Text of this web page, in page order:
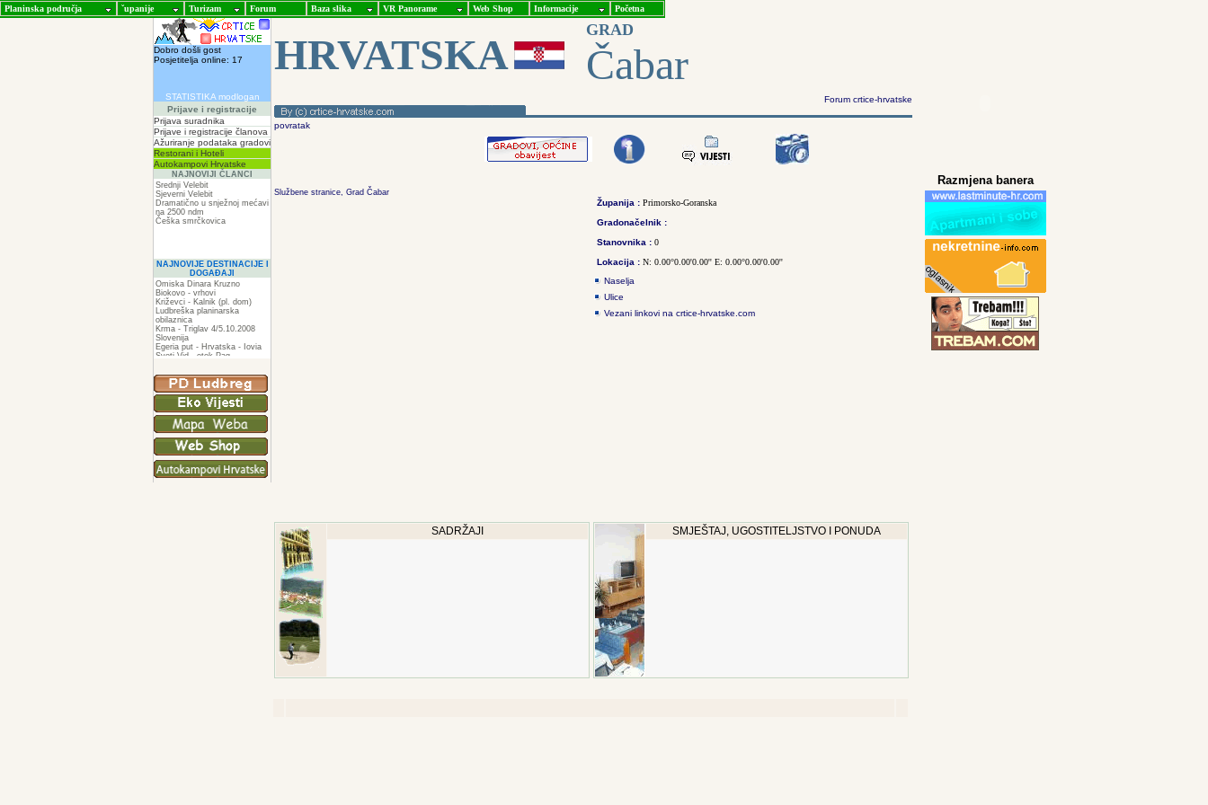
Planinska područja ˇupanije Turizam Forum Baza slika VR Panorame Web Shop Informacije Početna
Dobro došli gost
Posjetitelja online: 17
STATISTIKA modlogan
Prijave i registracije
Prijava suradnika
Prijave i registracije članova
Ažuriranje podataka gradovi
Restorani i Hoteli
Autokampovi Hrvatske
NAJNOVIJI ČLANCI
Srednji Velebit
Sjeverni Velebit
Dramatično u snježnoj mećavi
na 2500 ndm
Češka smrčkovica
NAJNOVIJE DESTINACIJE I
DOGAĐAJI
Omiska Dinara Kruzno
Biokovo - vrhovi
Križevci - Kalnik (pl. dom)
Ludbreška planinarska
obilaznica
Krma - Triglav 4/5.10.2008
Slovenija
Egeria put - Hrvatska - Iovia
Sveti Vid - otok Pag
ZIR
Podkilavac-Mudna dol-Hahlići-
Kolac-Podki
HRVATSKA
GRAD
Čabar
Forum crtice-hrvatske
povratak
Službene stranice, Grad Čabar
Županija : Primorsko-Goranska
Gradonačelnik :
Stanovnika : 0
Lokacija : N: 0.00°0.00'0.00'' E: 0.00°0.00'0.00''
Naselja
Ulice
Vezani linkovi na crtice-hrvatske.com
SADRŽAJI SMJEŠTAJ, UGOSTITELJSTVO I PONUDA
Razmjena banera